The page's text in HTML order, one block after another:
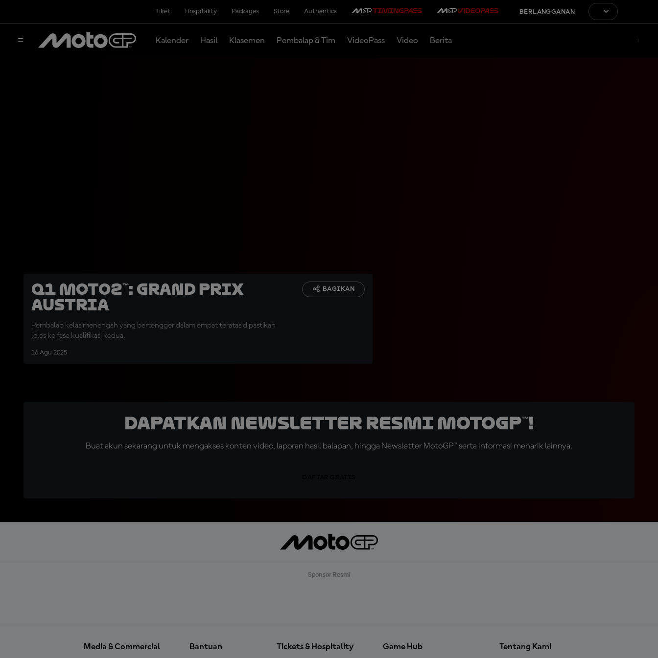
Tiket Hospitality Packages Store Authentics BERLANGGANAN
Kalender Hasil Klasemen Pembalap & Tim VideoPass Video Berita
Q1 Moto2™: Grand Prix
Austria
Pembalap kelas menengah yang bertengger dalam empat teratas dipastikan
lolos ke fase kualifikasi kedua.
16 Agu 2025
BAGIKAN
Dapatkan Newsletter Resmi MotoGP™!
Buat akun sekarang untuk mengakses konten video, laporan hasil balapan, hingga Newsletter MotoGP™ serta informasi menarik lainnya.
Sponsor Resmi
Media & Commercial Bantuan Tickets & Hospitality Game Hub Tentang Kami